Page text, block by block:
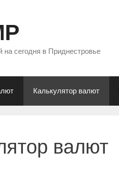
сегодня в Приднестровье
Калькулятор валют
валют